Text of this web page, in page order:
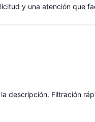
y una atención que
descripción. Filtración